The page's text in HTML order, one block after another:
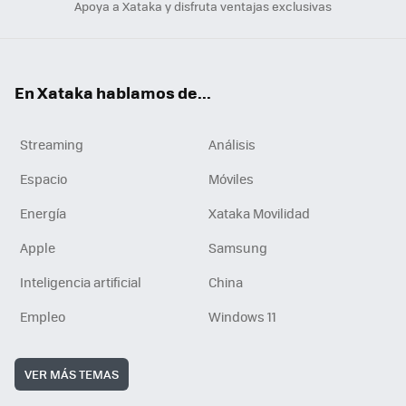
Apoya a Xataka y disfruta ventajas exclusivas
En Xataka hablamos de...
Streaming
Análisis
Espacio
Móviles
Energía
Xataka Movilidad
Apple
Samsung
Inteligencia artificial
China
Empleo
Windows 11
VER MÁS TEMAS